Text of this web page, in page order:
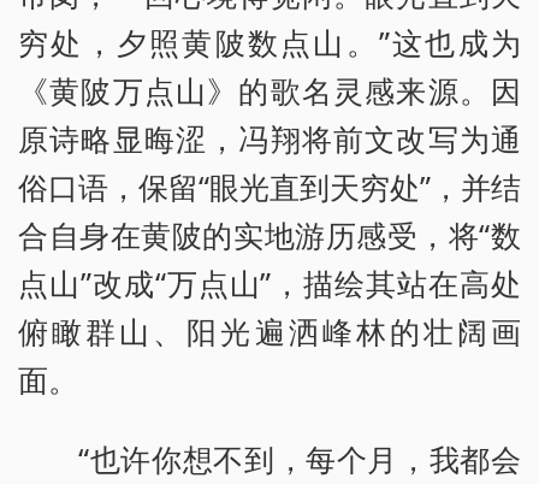
穷处，夕照黄陂数点山。”这也成为
《黄陂万点山》的歌名灵感来源。因
原诗略显晦涩，冯翔将前文改写为通
俗口语，保留“眼光直到天穷处”，并结
合自身在黄陂的实地游历感受，将“数
点山”改成“万点山”，描绘其站在高处
俯瞰群山、阳光遍洒峰林的壮阔画
面。
“也许你想不到，每个月，我都会